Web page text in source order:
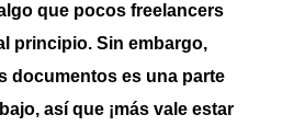
que pocos freelancers
principio. Sin embargo,
documentos es una parte
así que ¡más vale estar